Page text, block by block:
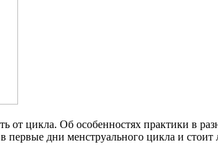
от цикла. Об особенностях практики в
дни менструального цикла и стоит